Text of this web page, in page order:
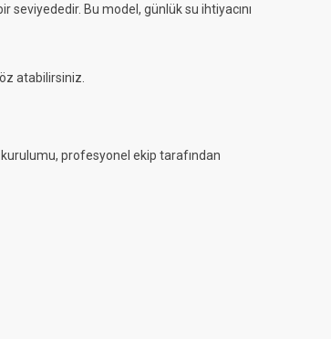
Bu model, günlük su ihtiyacını
atabilirsiniz.
profesyonel ekip tarafından